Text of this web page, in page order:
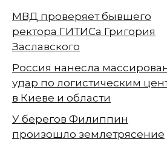
МВД проверяет бывшего
ректора ГИТИСа Григория
Заславского
Россия нанесла
удар по логистическим
в Киеве и области
У берегов Филиппин
произошло землетрясение